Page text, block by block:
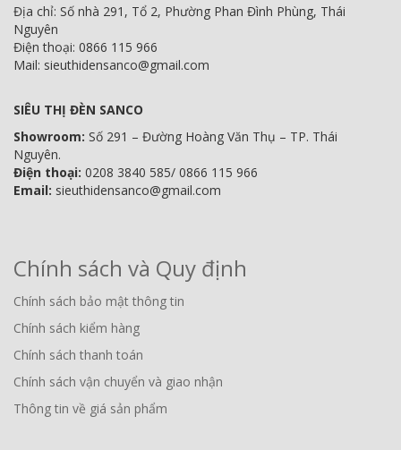
Địa chỉ: Số nhà 291, Tổ 2, Phường Phan Đình Phùng, Thái
Nguyên
Điện thoại: 0866 115 966
Mail: sieuthidensanco@gmail.com
SIÊU THỊ ĐÈN SANCO
Showroom: Số 291 – Đường Hoàng Văn Thụ – TP. Thái
Nguyên.
Điện thoại: 0208 3840 585/ 0866 115 966
Email: sieuthidensanco@gmail.com
Chính sách và Quy định
Chính sách bảo mật thông tin
Chính sách kiểm hàng
Chính sách thanh toán
Chính sách vận chuyển và giao nhận
Thông tin về giá sản phẩm